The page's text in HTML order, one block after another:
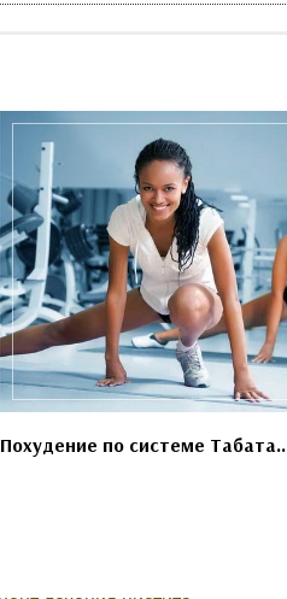
Похудение по системе Табата..